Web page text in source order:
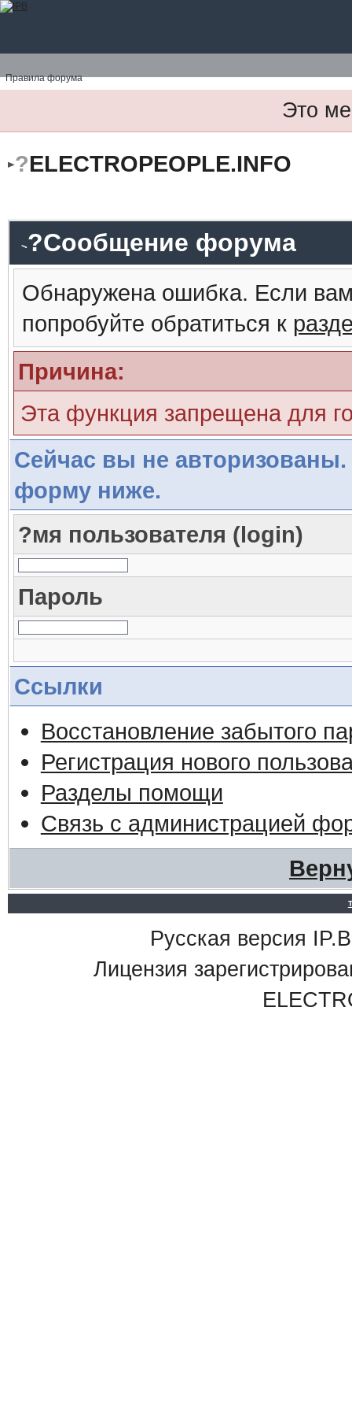
Правила форума
Это
?ELECTROPEOPLE.INFO
?Сообщение форума
Обнаружена ошибка. Если
попробуйте обратиться к
Причина:
Эта функция запрещена для
Сейчас вы не авторизованы.
форму ниже.
?мя пользователя (login)
Пароль
Ссылки
Восстановление забытого
Регистрация нового
Разделы помощи
Связь с администрацией
Русская версия
Лицензия